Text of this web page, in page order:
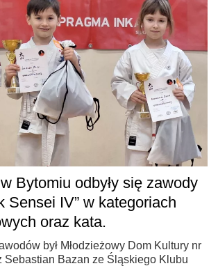
Bytomiu odbyły się zawody
Sensei IV” w kategoriach
oraz kata.
był Młodzieżowy Dom Kultury nr
Sebastian Bazan ze Śląskiego Klubu